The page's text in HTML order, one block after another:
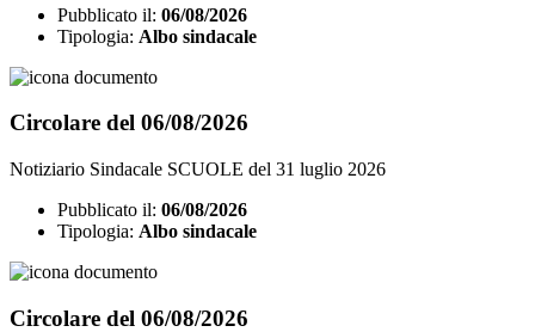
Pubblicato il: 06/08/2026
Tipologia: Albo sindacale
Circolare del 06/08/2026
Notiziario Sindacale SCUOLE del 31 luglio 2026
Pubblicato il: 06/08/2026
Tipologia: Albo sindacale
Circolare del 06/08/2026